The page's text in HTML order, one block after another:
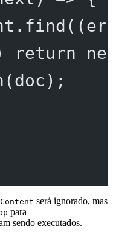
find ((
return
(doc);
será ignorado, mas
para
sendo executados.